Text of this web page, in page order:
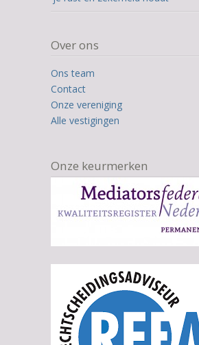
Over ons
Ons team
Contact
Onze vereniging
Alle vestigingen
Onze keurmerken